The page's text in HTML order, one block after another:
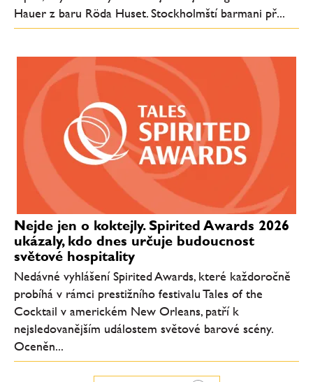
Hauer z baru Röda Huset. Stockholmští barmani př...
Nejde jen o koktejly. Spirited Awards 2026
ukázaly, kdo dnes určuje budoucnost
světové hospitality
Nedávné vyhlášení Spirited Awards, které každoročně
probíhá v rámci prestižního festivalu Tales of the
Cocktail v americkém New Orleans, patří k
nejsledovanějším událostem světové barové scény.
Oceněn...